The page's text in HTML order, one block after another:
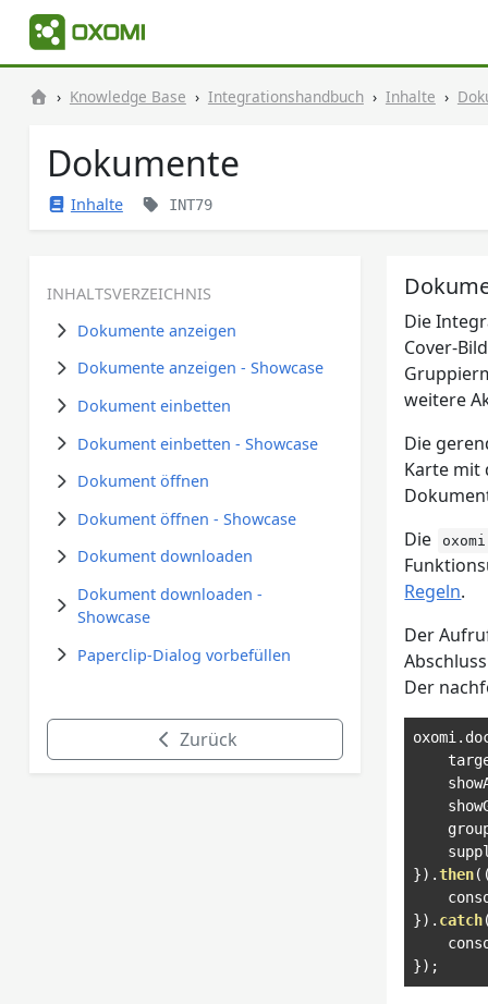
Knowledge Base Integrationshandbuch Inhalte
Dokumente
Inhalte INT79
INHALTSVERZEICHNIS
Dokumente anzeigen
Dokumente anzeigen - Showcase
Dokument einbetten
Dokument einbetten - Showcase
Dokument öffnen
Dokument öffnen - Showcase
Dokument downloaden
Dokument downloaden -
Showcase
Paperclip-Dialog vorbefüllen
Zurück
Die
Cover-
weitere
Die
Karte mit
Die
Regeln.
Der
Der
oxomi .
}).then((
}). catch
});